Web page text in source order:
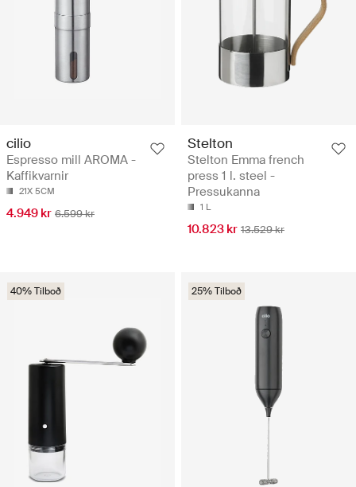
cilio
Espresso mill AROMA -
Kaffikvarnir
21X 5CM
4.949 kr 6.599 kr
Stelton
Stelton Emma french
press 1 l. steel -
Pressukanna
1 L
10.823 kr 13.529 kr
40% Tilboð 25% Tilboð